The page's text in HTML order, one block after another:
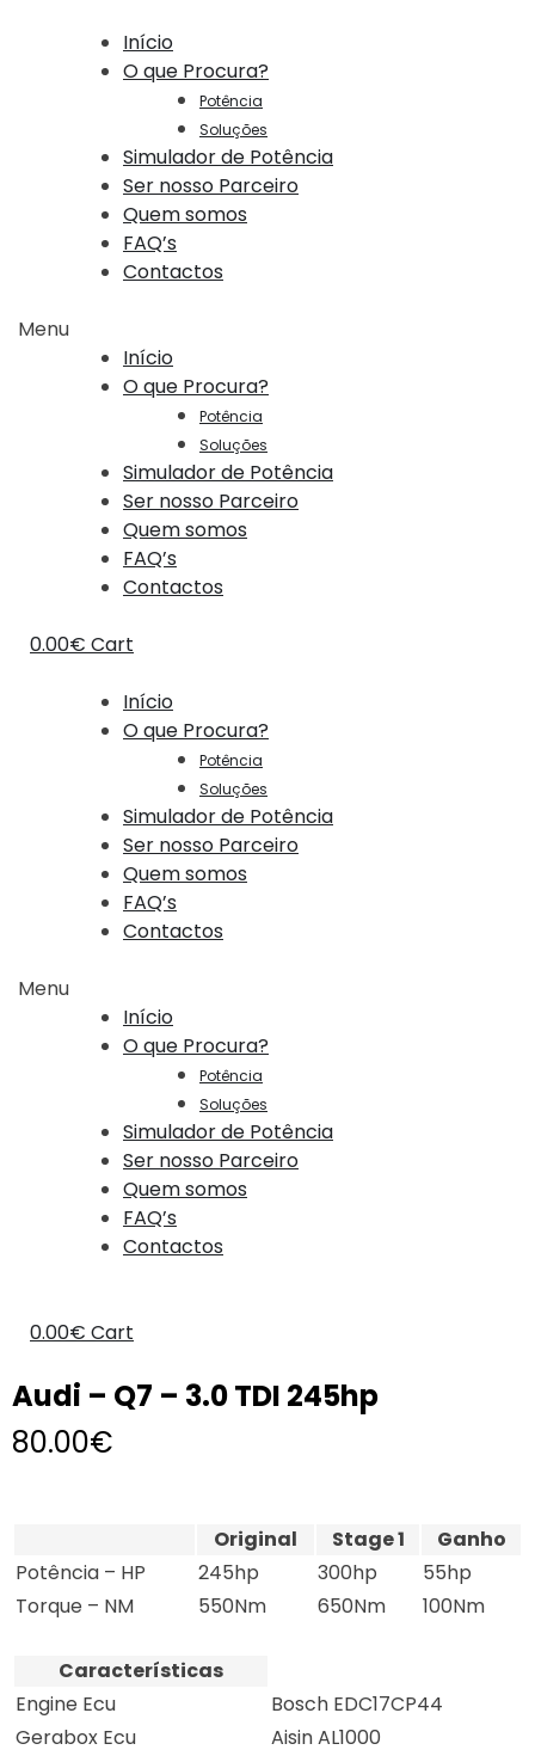
Início
O que Procura?
Potência
Soluções
Simulador de Potência
Ser nosso Parceiro
Quem somos
FAQ’s
Contactos
Menu
Início
O que Procura?
Potência
Soluções
Simulador de Potência
Ser nosso Parceiro
Quem somos
FAQ’s
Contactos
0.00€ Cart
Início
O que Procura?
Potência
Soluções
Simulador de Potência
Ser nosso Parceiro
Quem somos
FAQ’s
Contactos
Menu
Início
O que Procura?
Potência
Soluções
Simulador de Potência
Ser nosso Parceiro
Quem somos
FAQ’s
Contactos
0.00€ Cart
Audi – Q7 – 3.0 TDI 245hp
80.00€
Original Stage 1
Ganho
Potência – HP
245hp 300hp
55hp
Torque – NM
550Nm 650Nm 100Nm
Características
Engine Ecu
Bosch EDC17CP44
Gerabox Ecu
Aisin AL1000